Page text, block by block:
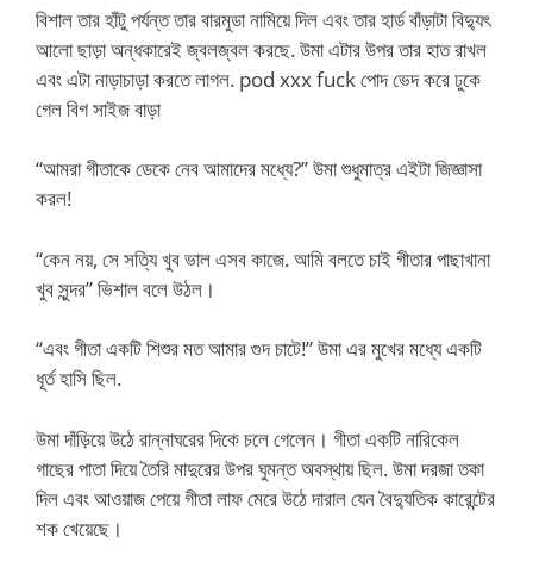
বিশাল তার হাঁটু পর্যন্ত তার বারমুডা নামিয়ে দিল এবং তার হার্ড বাঁড়াটা বিদ্যুৎ
আলো ছাড়া অন্ধকারেই জ্বলজ্বল করছে. উমা এটার উপর তার হাত রাখল
এবং এটা নাড়াচাড়া করতে লাগল. pod xxx fuck পোদ ভেদ করে ঢুকে
গেল বিগ সাইজ বাড়া
“আমরা গীতাকে ডেকে নেব আমাদের মধ্যে?” উমা শুধুমাত্র এইটা জিজ্ঞাসা
করল!
“কেন নয়, সে সত্যি খুব ভাল এসব কাজে. আমি বলতে চাই গীতার পাছাখানা
খুব সুন্দর” ভিশাল বলে উঠল।
“এবং গীতা একটি শিশুর মত আমার গুদ চাটে!” উমা এর মুখের মধ্যে একটি
ধূর্ত হাসি ছিল.
উমা দাঁড়িয়ে উঠে রান্নাঘরের দিকে চলে গেলেন। গীতা একটি নারিকেল
গাছের পাতা দিয়ে তৈরি মাদুরের উপর ঘুমন্ত অবস্থায় ছিল. উমা দরজা তকা
দিল এবং আওয়াজ পেয়ে গীতা লাফ মেরে উঠে দারাল যেন বৈদ্যুতিক কারেন্টের
শক খেয়েছে।